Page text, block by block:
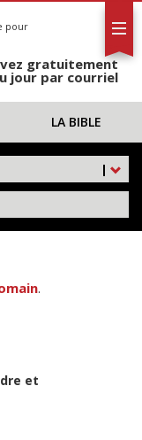
pour
gratuitement
jour par courriel
LA BIBLE
|
.
et